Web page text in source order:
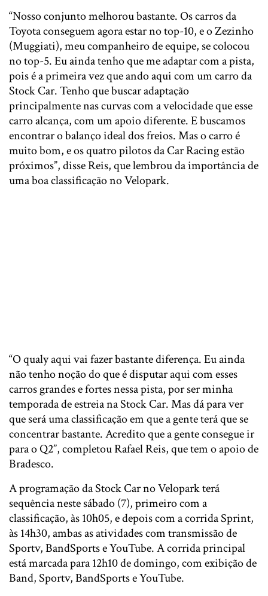
“Nosso conjunto melhorou bastante. Os carros da
Toyota conseguem agora estar no top-10, e o Zezinho
(Muggiati), meu companheiro de equipe, se colocou
no top-5. Eu ainda tenho que me adaptar com a pista,
pois é a primeira vez que ando aqui com um carro da
Stock Car. Tenho que buscar adaptação
principalmente nas curvas com a velocidade que esse
carro alcança, com um apoio diferente. E buscamos
encontrar o balanço ideal dos freios. Mas o carro é
muito bom, e os quatro pilotos da Car Racing estão
próximos”, disse Reis, que lembrou da importância de
uma boa classificação no Velopark.
“O qualy aqui vai fazer bastante diferença. Eu ainda
não tenho noção do que é disputar aqui com esses
carros grandes e fortes nessa pista, por ser minha
temporada de estreia na Stock Car. Mas dá para ver
que será uma classificação em que a gente terá que se
concentrar bastante. Acredito que a gente consegue ir
para o Q2”, completou Rafael Reis, que tem o apoio de
Bradesco.
A programação da Stock Car no Velopark terá
sequência neste sábado (7), primeiro com a
classificação, às 10h05, e depois com a corrida Sprint,
às 14h30, ambas as atividades com transmissão de
Sportv, BandSports e YouTube. A corrida principal
está marcada para 12h10 de domingo, com exibição de
Band, Sportv, BandSports e YouTube.